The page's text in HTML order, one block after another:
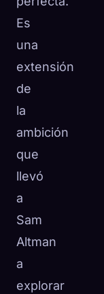
Es
una
extensión
de
la
ambición
que
llevó
a
Sam
Altman
a
explorar